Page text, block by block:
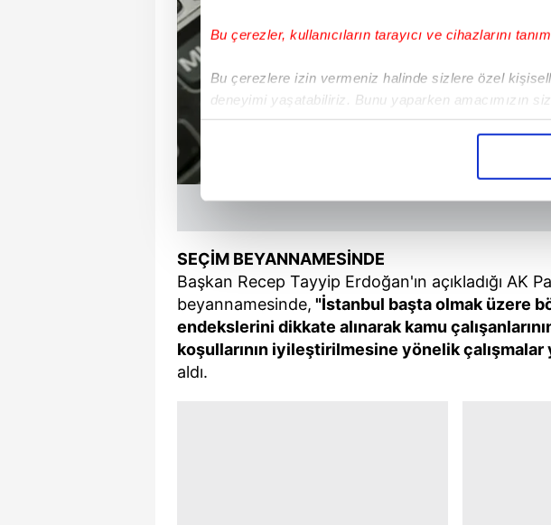
Bu çerezler, kullanıcıların tarayıcı ve cihazlarını
Bu çerezlere izin vermeniz halinde sizlere özel
deneyimi yaşatabiliriz. Bunu yaparken amacımızın
içerikleri sunabilmek adına elimizden gelen çabayı
Sizlere daha iyi bir hizmet sunabilmek için İnternet
çerezler vasıtasıyla çeşitli kişisel verileriniz
amacıyla kullanılmaktadır. Diğer çerezler, sitemizin
reklam/pazarlama faaliyetlerinin yapılması,
Çerezlere ilişkin tercihlerinizi aşağıda yer alan panel
butonuna tıklayabilir,Çerez Bilgilendirme Metnimizi
SEÇİM BEYANNAMESİNDE
Başkan Recep Tayyip Erdoğan'ın açıkladığı AK
beyannamesinde, "İstanbul başta olmak üzere
endekslerini dikkate alınarak kamu
koşullarının iyileştirilmesine yönelik çalışmalar
aldı.